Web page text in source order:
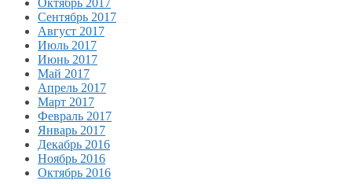
Октябрь 2017
Сентябрь 2017
Август 2017
Июль 2017
Июнь 2017
Май 2017
Апрель 2017
Март 2017
Февраль 2017
Январь 2017
Декабрь 2016
Ноябрь 2016
Октябрь 2016